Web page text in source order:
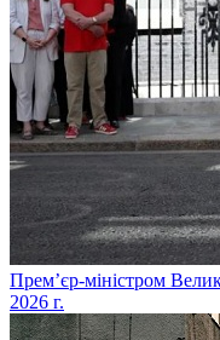
​Прем’єр-міністром
2026 г.